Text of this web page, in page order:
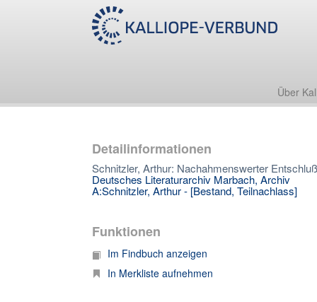
Über
Detailinformationen
Schnitzler, Arthur: Nachahmenswerter
Deutsches Literaturarchiv Marbach, Archiv
A:Schnitzler, Arthur - [Bestand, Teilnachlass]
Funktionen
Im Findbuch anzeigen
In Merkliste aufnehmen